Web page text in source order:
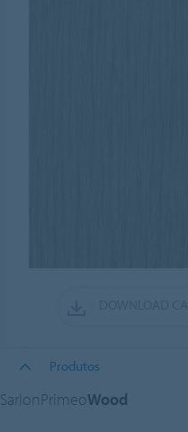
Produtos
SarlonPrimeoWood